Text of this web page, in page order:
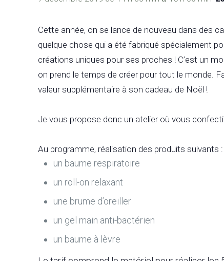
Cette année, on se lance de nouveau dans des
quelque chose qui a été fabriqué spécialement
créations uniques pour ses proches ! C’est un
on prend le temps de créer pour tout le monde.
valeur supplémentaire à son cadeau de Noël !
Je vous propose donc un atelier où vous
Au programme, réalisation des produits suivants :
un baume respiratoire
un roll-on relaxant
une brume d’oreiller
un gel main anti-bactérien
un baume à lèvre